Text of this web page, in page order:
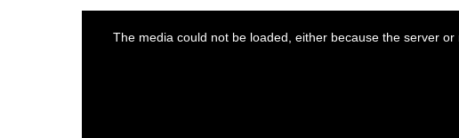
The media could not be loaded, either because the server